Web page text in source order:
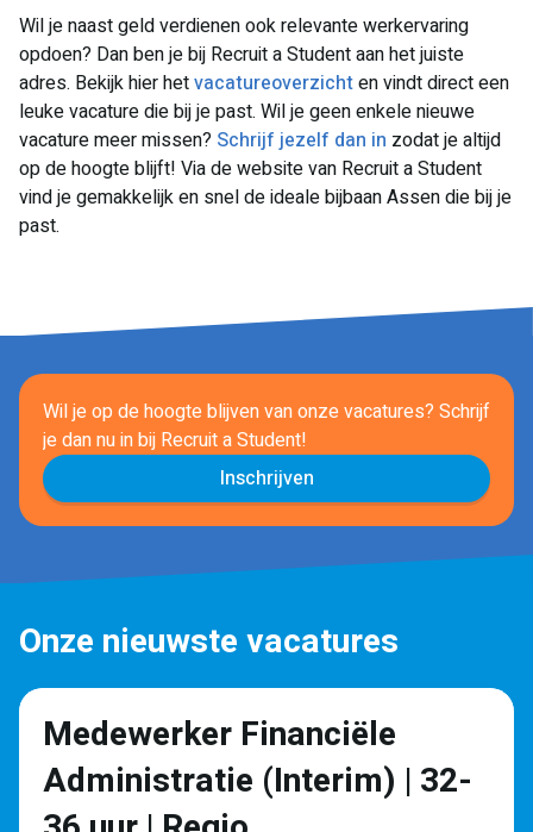
Wil je naast geld verdienen ook relevante werkervaring
opdoen? Dan ben je bij Recruit a Student aan het juiste
adres. Bekijk hier hetvacatureoverzichten vindt direct een
leuke vacature die bij je past. Wil je geen enkele nieuwe
vacature meer missen? Schrijf jezelf dan in zodat je altijd
op de hoogte blijft! Via de website van Recruit a Student
vind je gemakkelijk en snel de ideale bijbaan Assen die bij je
past.
Wil je op de hoogte blijven van onze vacatures? Schrijf
je dan nu inbij Recruit a Student!
Inschrijven
Onze nieuwste vacatures
Medewerker Financiële
Administratie (Interim) | 32-